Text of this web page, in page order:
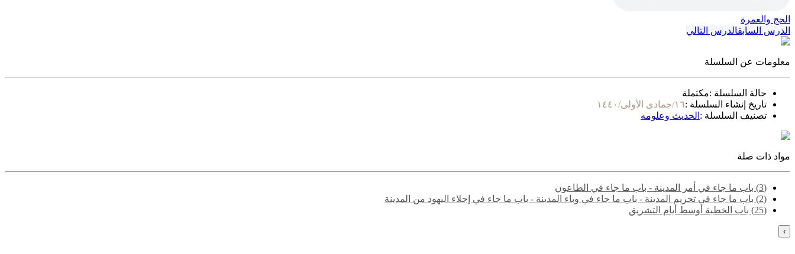
الحج والعمرة
الدرس السابقالدرس التالي
معلومات عن السلسلة
حالة السلسلة :مكتملة
تاريخ إنشاء السلسلة :١٦/جمادى الأولى/١٤٤٠
تصنيف السلسلة : الحديث وعلومه
مواد ذات صلة
(3) باب ما جاء في أمر المدينة - باب ما جاء في الطاعون
(2) باب ما جاء في تحريم المدينة - باب ما جاء في وباء المدينة - باب ما جاء في إجلاء اليهود من المدينة
(25) باب الخطبة أوسط أيام التشريق
›